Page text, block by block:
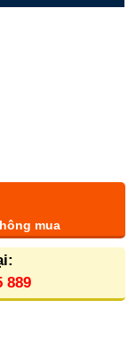
mua
889